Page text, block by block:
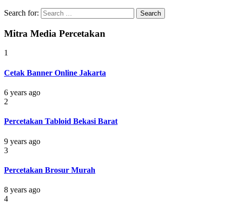
Search for:
Mitra Media Percetakan
1
Cetak Banner Online Jakarta
6 years ago
2
Percetakan Tabloid Bekasi Barat
9 years ago
3
Percetakan Brosur Murah
8 years ago
4